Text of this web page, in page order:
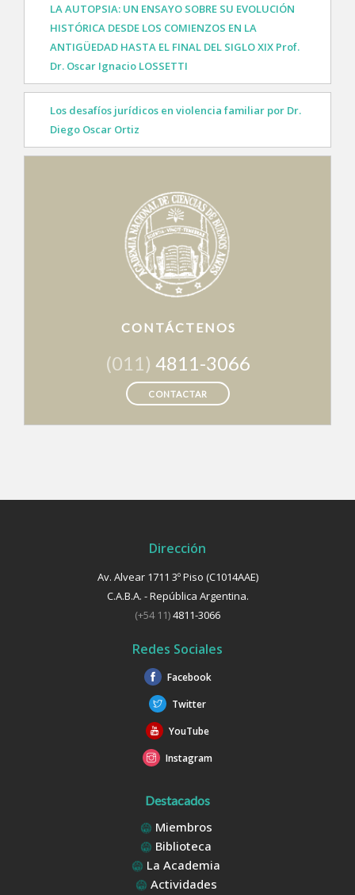
LA AUTOPSIA: UN ENSAYO SOBRE SU EVOLUCIÓN
HISTÓRICA DESDE LOS COMIENZOS EN LA
ANTIGÜEDAD HASTA EL FINAL DEL SIGLO XIX Prof.
Dr. Oscar Ignacio LOSSETTI
Los desafíos jurídicos en violencia familiar por Dr.
Diego Oscar Ortiz
CONTÁCTENOS
(011) 4811-3066
CONTACTAR
Dirección
Av. Alvear 1711 3º Piso (C1014AAE)
C.A.B.A. - República Argentina.
(+54 11)4811-3066
Redes Sociales
Facebook
Twitter
YouTube
Instagram
Destacados
Miembros
Biblioteca
La Academia
Actividades